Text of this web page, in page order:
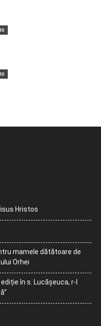
Hristos
mamele dătătoare de
Orhei
în s. Lucășeuca, r-l